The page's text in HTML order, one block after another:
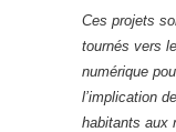
Ces projets
tournés vers
numérique
l’implication
habitants aux